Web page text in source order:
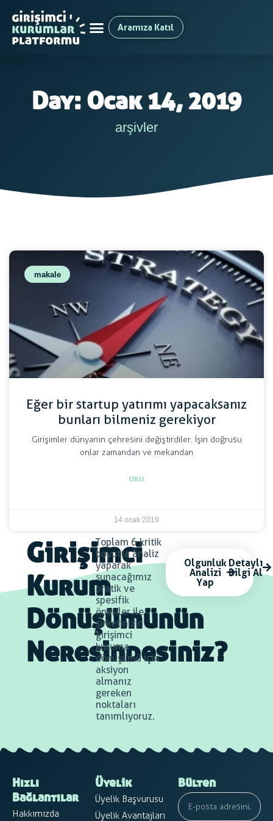
Aramıza Katıl
Day: Ocak 14, 2019
arşivler
makale
Eğer bir startup yatırımı yapacaksanız
bunları bilmeniz gerekiyor
Girişimler dünyanın çehresini değiştirdiler. İşin doğrusu
onlar zamandan ve mekandan
OKU
14 ocak 2019
Girişimci
Kurum
Dönüşümünün
Neresindesiniz?
Toplam 6 kritik
boyutta analiz
yaparak
sunacağımız
pratik ve
spesifik
öneriler ile
şirketinizin
girişimci
kuruma
dönüşümü için
aksiyon
almanız
gereken
noktaları
tanımlıyoruz.
Olgunluk
Analizi
Yap
Detaylı
Bilgi Al
Hızlı
Bağlantılar
Hakkımızda
Üyelik
Üyelik Başvurusu
Üyelik Avantajları
Bülten